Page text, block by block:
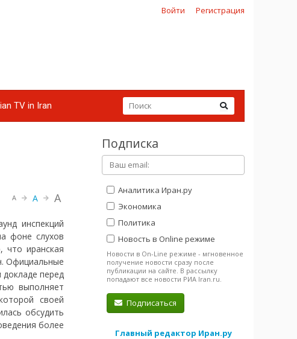
Войти Регистрация
TV in Iran
A A A
инспекций
фоне слухов
что иранская
Официальные
перед
выполняет
своей
обсудить
более
Подписка
Аналитика Иран.ру
Экономика
Политика
Новость в Online режиме
Новости в On-Line режиме - мгновенное
получение новости сразу после
публикации на сайте. В рассылку
попадают все новости РИА Iran.ru.
Подписаться
Главный редактор Иран.ру